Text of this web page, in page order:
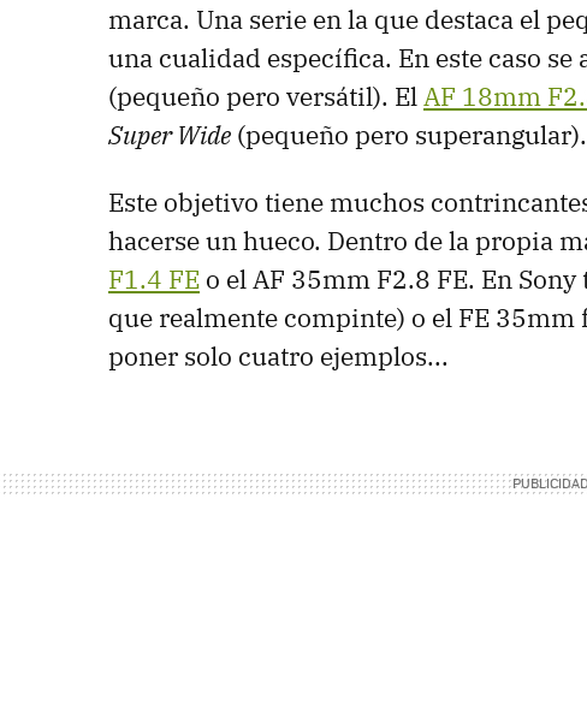
marca. Una serie en la que destaca el
una cualidad específica. En este caso se
(pequeño pero versátil). ElAF 18mm
Super Wide (pequeño pero superangular).
Este objetivo tiene muchos
hacerse un hueco. Dentro de la propia
F1.4 FE o el AF 35mm F2.8 FE. En Sony
que realmente compinte) o el FE 35mm
poner solo cuatro ejemplos...